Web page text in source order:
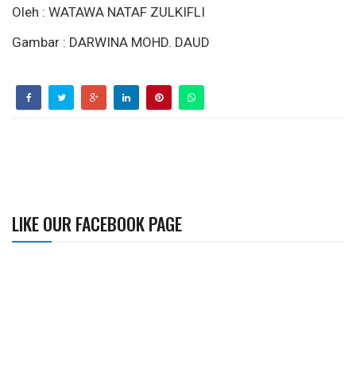
Oleh : WATAWA NATAF ZULKIFLI
Gambar : DARWINA MOHD. DAUD
LIKE OUR FACEBOOK PAGE